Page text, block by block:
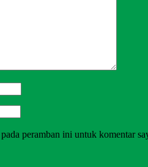
peramban ini untuk komentar